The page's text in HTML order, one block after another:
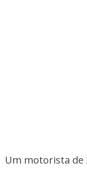
Um motorista de